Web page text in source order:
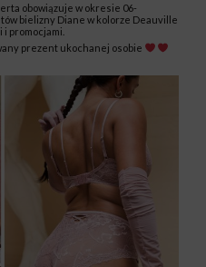
obowiązuje w okresie 06-
bielizny Diane w kolorze Deauville
promocjami.
prezent ukochanej osobie